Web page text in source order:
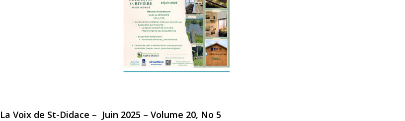
La Voix de St-Didace – Juin 2025 – Volume 20, No 5